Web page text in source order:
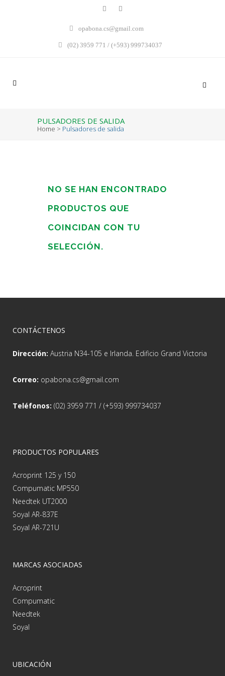
opabona.cs@gmail.com
(02) 3959 771 / (+593) 999734037
PULSADORES DE SALIDA
Home > Pulsadores de salida
NO SE HAN ENCONTRADO
PRODUCTOS QUE
COINCIDAN CON TU
SELECCIÓN.
CONTÁCTENOS
Dirección: Austria N34-105 e Irlanda. Edificio Grand Victoria
Correo: opabona.cs@gmail.com
Teléfonos: (02) 3959 771 / (+593) 999734037
PRODUCTOS POPULARES
Acroprint 125 y 150
Compumatic MP550
Needtek UT2000
Soyal AR-837E
Soyal AR-721U
MARCAS ASOCIADAS
Acroprint
Compumatic
Needtek
Soyal
UBICACIÓN